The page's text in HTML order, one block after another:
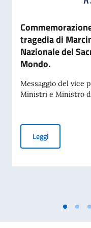
tragedia di
Nazionale del
Mondo.
Messaggio del vice
Ministri e Ministro
Leggi